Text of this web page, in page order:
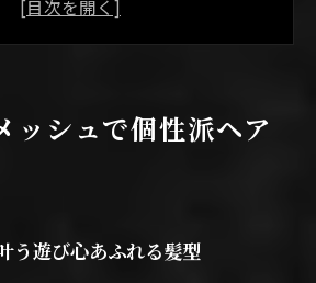
シュで周囲と差がつくスタイル
つ美容室の技術と魅力
ッシュで個性派ヘア
う遊び心あふれる髪型